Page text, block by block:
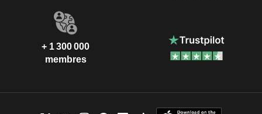
+ 1 300 000
membres